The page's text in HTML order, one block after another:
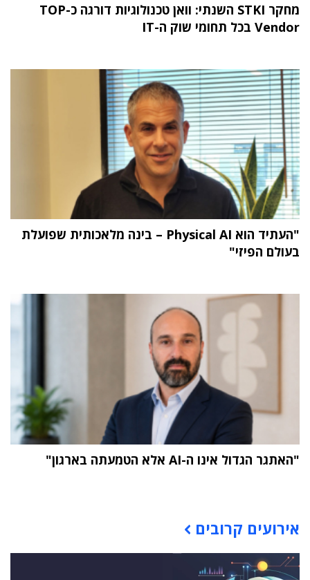
מחקר STKI השנתי: וואן טכנולוגיות דורגה כ-TOP
Vendor בכל תחומי שוק ה-IT
"העתיד הוא Physical AI – בינה מלאכותית שפועלת
בעולם הפיזי"
"האתגר הגדול אינו ה-AI אלא הטמעתה בארגון"
אירועים קרובים